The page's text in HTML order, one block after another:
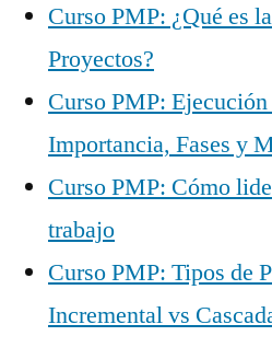
Curso PMP: ¿Qué es
Proyectos?
Curso PMP:
Importancia, Fases y
Curso PMP: Cómo
trabajo
Curso PMP: Tipos de
Incremental vs